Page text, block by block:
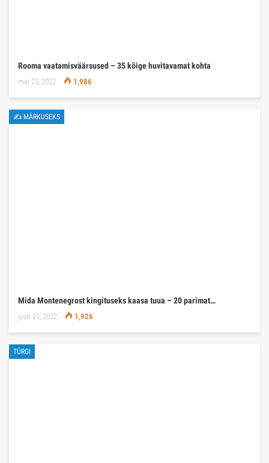
Rooma vaatamisväärsused – 35 kõige huvitavamat kohta
mai 23, 2022 1,986
✍ MÄRKUSEKS
Mida Montenegrost kingituseks kaasa tuua – 20 parimat…
juuli 21, 2022 1,926
TÜRGI